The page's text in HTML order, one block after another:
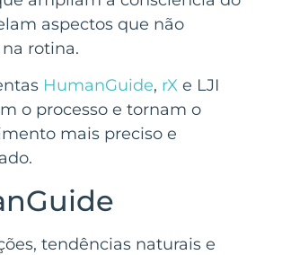
aspectos que não
rotina.
HumanGuide, rX e LJI
o processo e tornam o
mais preciso e
tendências naturais e